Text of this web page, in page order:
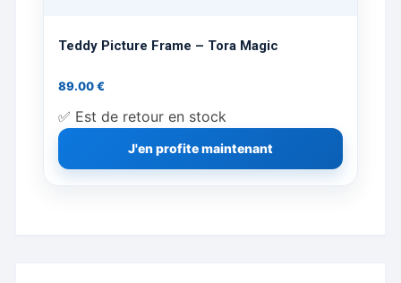
Teddy Picture Frame – Tora Magic
89.00€
✅ Est de retour en stock
J'en profite maintenant